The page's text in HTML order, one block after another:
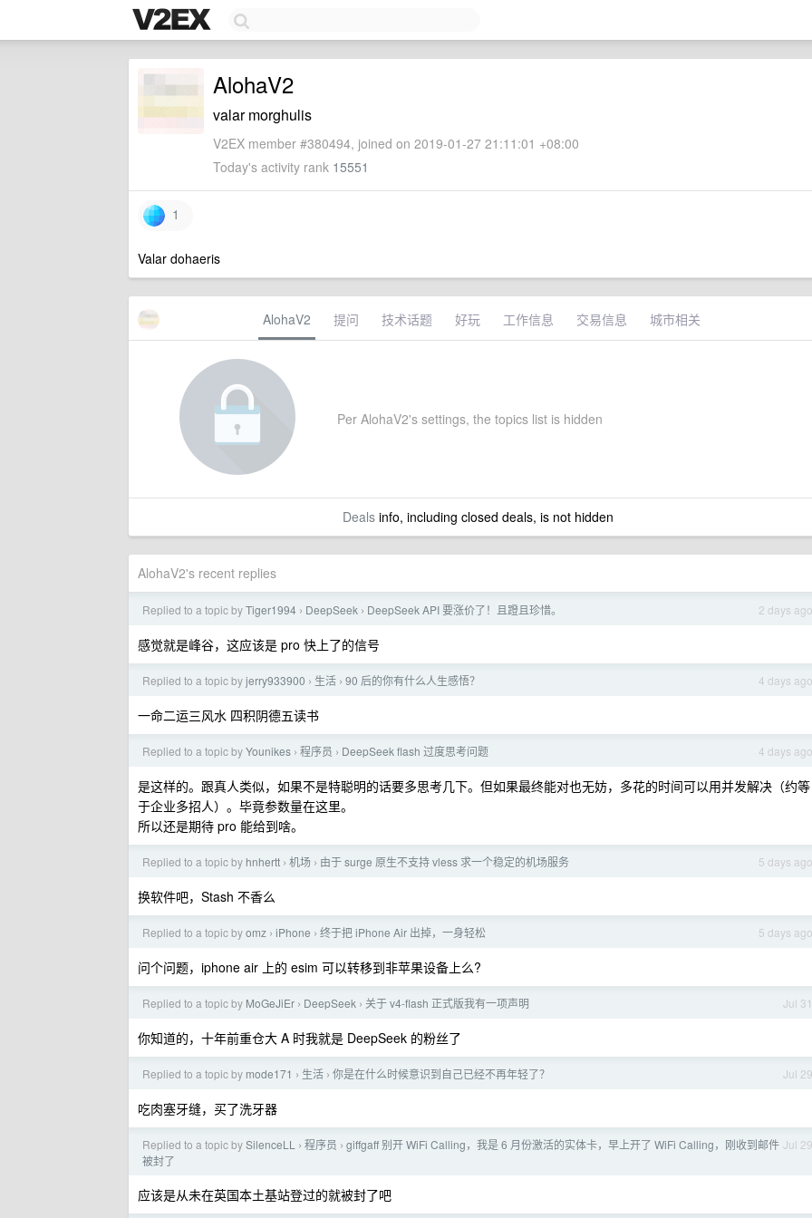
AlohaV2
valar morghulis
V2EX member #380494, joined on 2019-01-27 21:11:01 +08:00
Today's activity rank 15551
1
Valar dohaeris
AlohaV2 提问 技术话题 好玩 工作信息 交易信息 城市相关
Per AlohaV2's settings, the topics list is hidden
Dealsinfo, including closed deals, is not hidden
AlohaV2's recent replies
2 days ago
Replied to a topic byTiger1994 › DeepSeek › DeepSeek API 要涨价了！且蹬且珍惜。
感觉就是峰谷，这应该是 pro 快上了的信号
4 days ago
Replied to a topic byjerry933900 › 生活 › 90 后的你有什么人生感悟？
一命二运三风水 四积阴德五读书
4 days ago
Replied to a topic byYounikes › 程序员 › DeepSeek flash 过度思考问题
是这样的。跟真人类似，如果不是特聪明的话要多思考几下。但如果最终能对也无妨，多花的时间可以用并发解决（约等
于企业多招人）。毕竟参数量在这里。
所以还是期待 pro 能给到啥。
5 days ago
Replied to a topic by hnhertt › 机场 › 由于 surge 原生不支持 vless 求一个稳定的机场服务
换软件吧，Stash 不香么
5 days ago
Replied to a topic byomz › iPhone › 终于把 iPhone Air 出掉，一身轻松
问个问题，iphone air 上的 esim 可以转移到非苹果设备上么?
Jul 31
Replied to a topic by MoGeJiEr › DeepSeek › 关于 v4-flash 正式版我有一项声明
你知道的，十年前重仓大 A 时我就是 DeepSeek 的粉丝了
Jul 29
Replied to a topic by mode171 › 生活 › 你是在什么时候意识到自己已经不再年轻了？
吃肉塞牙缝，买了洗牙器
Jul 29
Replied to a topic bySilenceLL › 程序员 › giffgaff 别开 WiFi Calling，我是 6 月份激活的实体卡，早上开了 WiFi Calling，刚收到邮件
被封了
应该是从未在英国本土基站登过的就被封了吧